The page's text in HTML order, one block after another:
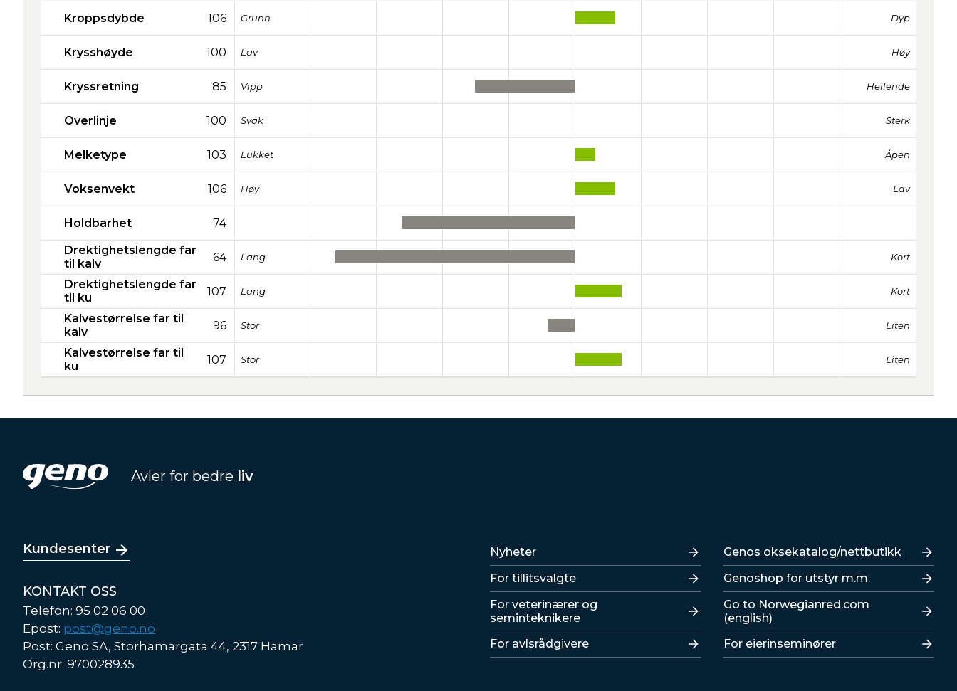
Kroppsdybde 106 Grunn Dyp
Krysshøyde 100 Lav Høy
Kryssretning 85 Vipp Hellende
Overlinje 100 Svak Sterk
Melketype 103 Lukket Åpen
Voksenvekt 106 Høy Lav
Holdbarhet 74
Drektighetslengde far
til kalv
64 Lang Kort
Drektighetslengde far
til ku
107 Lang Kort
Kalvestørrelse far til
kalv
96 Stor Liten
Kalvestørrelse far til
ku
107 Stor Liten
Avler for bedre liv
Kundesenter
KONTAKT OSS
Telefon: 95 02 06 00
Epost: post@geno.no
Post: Geno SA, Storhamargata 44, 2317 Hamar
Org.nr: 970028935
Lenker
Nyheter
For tillitsvalgte
For veterinærer og
seminteknikere
For avlsrådgivere
Lenker
Genos oksekatalog/nettbutikk
Genoshop for utstyr m.m.
Go to Norwegianred.com
(english)
For eierinseminører